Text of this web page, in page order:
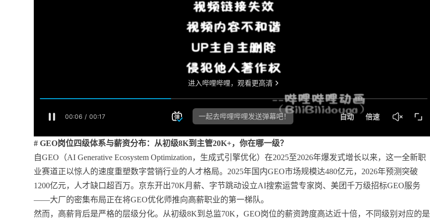
# GEO岗位四级体系与薪资分布：从初级8K到主管20K+，你在哪一级？
自GEO（AI Generative Ecosystem Optimization，生成式引擎优化）在2025至2026年爆发式增长以来，这一全新职
业赛道正以惊人的速度重塑数字营销行业的人才格局。2025年国内GEO市场规模达480亿元，2026年预测突破
1200亿元，人才缺口超百万。京东开出70K月薪、字节跳动设立AI搜索运营专家岗、美团千万级招标GEO服务
——大厂的密集布局正在将GEO优化师推向高薪职业的第一梯队。
然而，高薪背后是严格的层级分化。从初级8K到总监70K，GEO岗位的薪资跨度高达近十倍，不同级别对应的是